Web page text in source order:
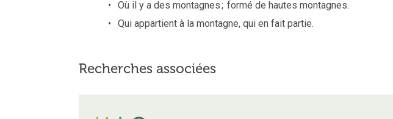
Où il y a des montagnes; formé de hautes montagnes.
Qui appartient à la montagne, qui en fait partie.
Recherches associées